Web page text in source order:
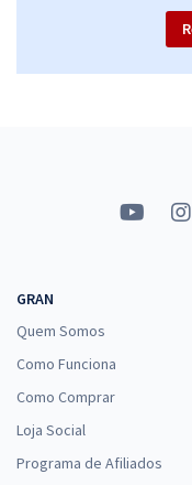
TRF 1ª Região -
Judiciário Área Apoio
TRF 1ª Região -
GRAN
Quem Somos
Como Funciona
Como Comprar
Loja Social
Programa de Afiliados